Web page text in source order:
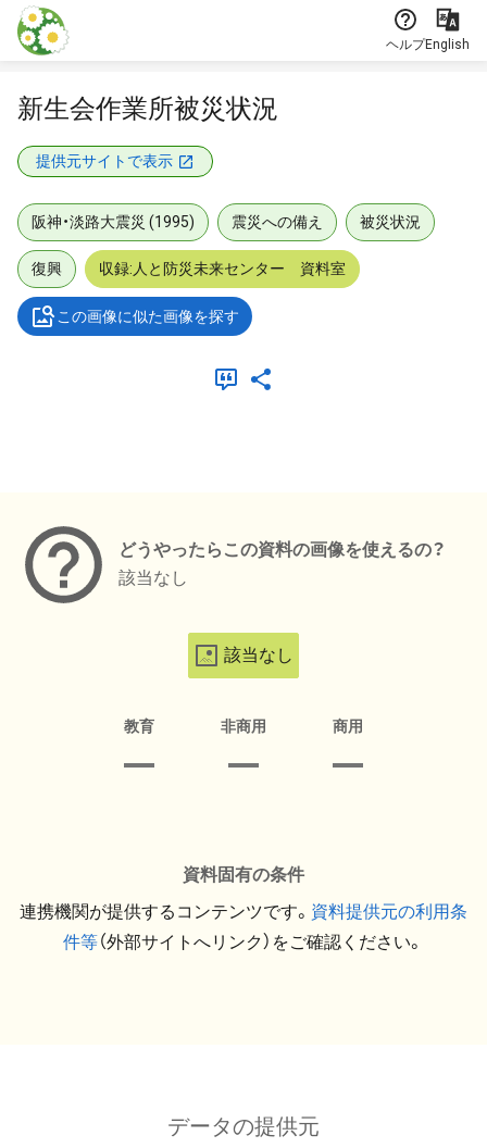
本文に飛ぶ
ヘルプEnglish
新生会作業所被災状況
提供元サイトで表示
阪神・淡路大震災 (1995) 震災への備え 被災状況
復興 収録:人と防災未来センター 資料室
この画像に似た画像を探す
どうやったらこの資料の画像を使えるの？
該当なし
該当なし
教育 非商用 商用
資料固有の条件
連携機関が提供するコンテンツです。 資料提供元の利用条
件等（外部サイトへリンク）をご確認ください。
データの提供元